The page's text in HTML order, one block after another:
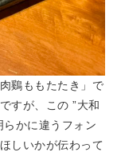
鷄ももたたき」で
すが、この ”大和
らかに違うフォン
しいかが伝わって